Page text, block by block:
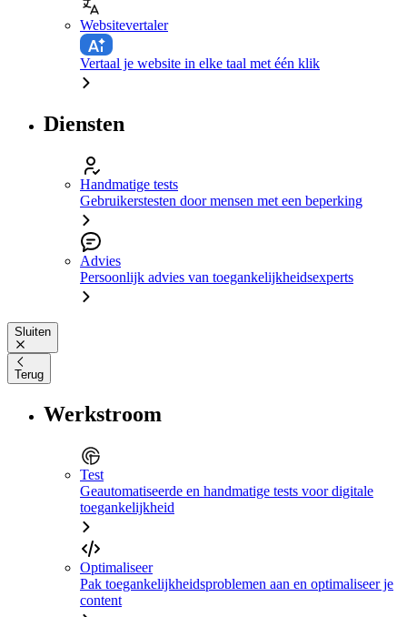
Websitevertaler
Vertaal je website in elke taal met één klik
Diensten
Handmatige tests
Gebruikerstesten door mensen met een beperking
Advies
Persoonlijk advies van toegankelijkheidsexperts
Sluiten
Terug
Werkstroom
Test
Geautomatiseerde en handmatige tests voor digitale
toegankelijkheid
Optimaliseer
Pak toegankelijkheidsproblemen aan en optimaliseer je
content